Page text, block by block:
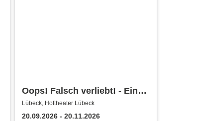
Oops! Falsch verliebt! - Eine
90er Jahre Musicalkomödie
Lübeck, Hoftheater Lübeck
20.09.2026 - 20.11.2026